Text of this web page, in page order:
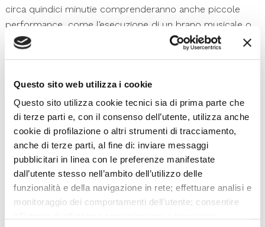
Questo sito web utilizza i cookie
Questo sito utilizza cookie tecnici sia di prima parte che
di terze parti e, con il consenso dell’utente, utilizza anche
cookie di profilazione o altri strumenti di tracciamento,
anche di terze parti, al fine di: inviare messaggi
pubblicitari in linea con le preferenze manifestate
dall’utente stesso nell’ambito dell’utilizzo delle
funzionalità e della navigazione in rete; effettuare analisi e
monitoraggio dei comportamenti dell’utente; consentire
circa quindici minutie comprenderanno anche piccole
performance, come l’esecuzione di un brano musicale o
la lettura di un testo. Finita la diretta, il video sarà messo a
naturalmente quello di seguire le dirette, condividerle
tramite i social network, per raggiungere una platea
quanto più vasta possibile e fare una donazione in
piattaforma a favore della protezione civile.
Esplora